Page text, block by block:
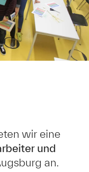
wir eine
und
an.